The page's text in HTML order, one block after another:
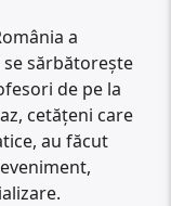
a
sărbătorește
de pe la
cetățeni care
au făcut